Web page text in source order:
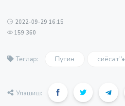
2022-09-29 16:15
159 360
Теглар: Путин сиёсат”•
Улашиш: